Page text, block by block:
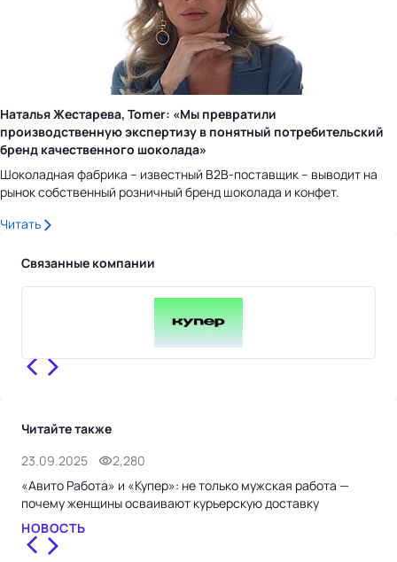
Наталья Жестарева, Tomer: «Мы превратили
производственную экспертизу в понятный потребительский
бренд качественного шоколада»
Шоколадная фабрика – известный B2B-поставщик – выводит на
рынок собственный розничный бренд шоколада и конфет.
Читать
Связанные компании
Читайте также
23.09.2025
2,280
«Авито Работа» и «Купер»: не только мужская работа —
почему женщины осваивают курьерскую доставку
НОВОСТЬ